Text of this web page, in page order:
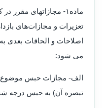
ماده۱- مجازاتهای
اصلاحات و الحاقات بعدی
می شود:
تبصره آن) به حبس درجه